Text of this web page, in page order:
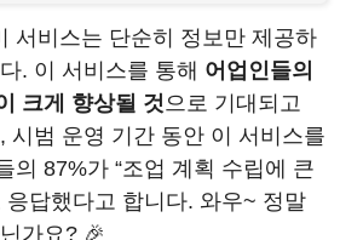
서비스는 단순히 정보만 제공하
. 이 서비스를 통해 어업인들의
크게 향상될 것 으로 기대되고
시범 운영 기간 동안 이 서비스를
의 87%가 “조업 계획 수립에 큰
응답했다고 합니다. 와우~ 정말
가요? 🎉